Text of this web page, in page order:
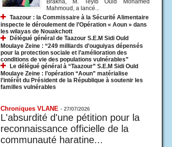
Brakna, M. Teyib Ould Mohamed
Mahmoud, a lancé...
Taazour : la Commissaire à la Sécurité Alimentaire
inspecte le déroulement de l’Opération « Aoun » dans
les wilayas de Nouakchott
Délégué général de Taazour S.E.M Sidi Ould
Moulaye Zeine : “249 milliards d’ouguiyas dépensés
pour la protection sociale et l’amélioration des
conditions de vie des populations vulnérables”
Le délégué général à “Taazour” S.E.M Sidi Ould
Moulaye Zeine : l’opération “Aoun” matérialise
l’intérêt du Président de la République à soutenir les
familles vulnérables
Chroniques VLANE - 27/07/2026
L'absurdité d'une pétition pour la
reconnaissance officielle de la
communauté haratine...